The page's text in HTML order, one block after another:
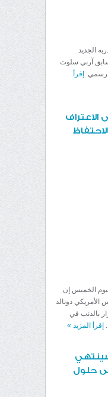
الجديد
آرني سلوت
رسمي. إقرأ
الخميس إن
الأمريكي دونالد
بالذنب في
إقرأ المزيد »
سينتهي
حلول